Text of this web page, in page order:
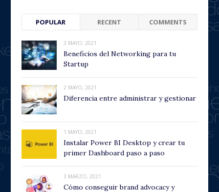
POPULAR RECENT COMMENTS
3 MAYO, 2021
Beneficios del Networking para tu
Startup
2 MAYO, 2021
Diferencia entre administrar y gestionar
1 MAYO, 2021
Instalar Power BI Desktop y crear tu
primer Dashboard paso a paso
3 MARZO, 2021
Cómo conseguir brand advocacy y